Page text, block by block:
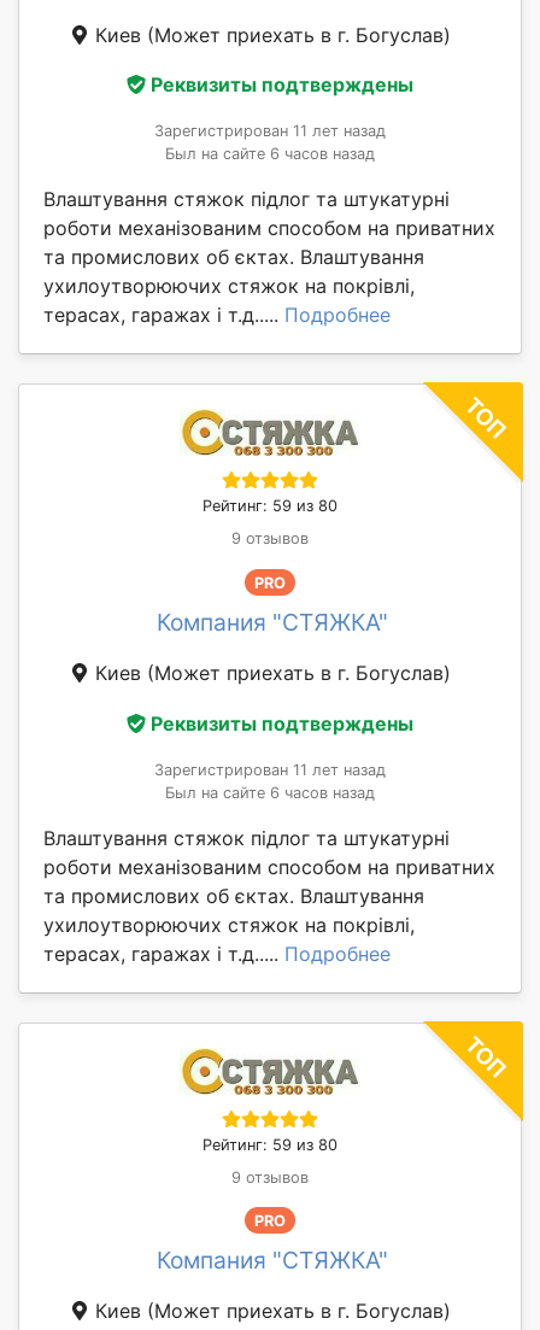
Киев (Может приехать в г. Богуслав)
Реквизиты подтверждены
Зарегистрирован 11 лет назад
Был на сайте 6 часов назад
Влаштування стяжок підлог та штукатурні
роботи механізованим способом на приватних
та промислових об єктах. Влаштування
ухилоутворюючих стяжок на покрівлі,
терасах, гаражах і т.д..... Подробнее
Рейтинг: 59 из 80
9 отзывов
PRO
Компания "СТЯЖКА"
Киев (Может приехать в г. Богуслав)
Реквизиты подтверждены
Зарегистрирован 11 лет назад
Был на сайте 6 часов назад
Влаштування стяжок підлог та штукатурні
роботи механізованим способом на приватних
та промислових об єктах. Влаштування
ухилоутворюючих стяжок на покрівлі,
терасах, гаражах і т.д..... Подробнее
Рейтинг: 59 из 80
9 отзывов
PRO
Компания "СТЯЖКА"
Киев (Может приехать в г. Богуслав)